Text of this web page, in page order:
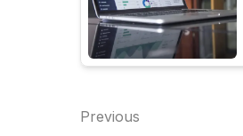
Previous